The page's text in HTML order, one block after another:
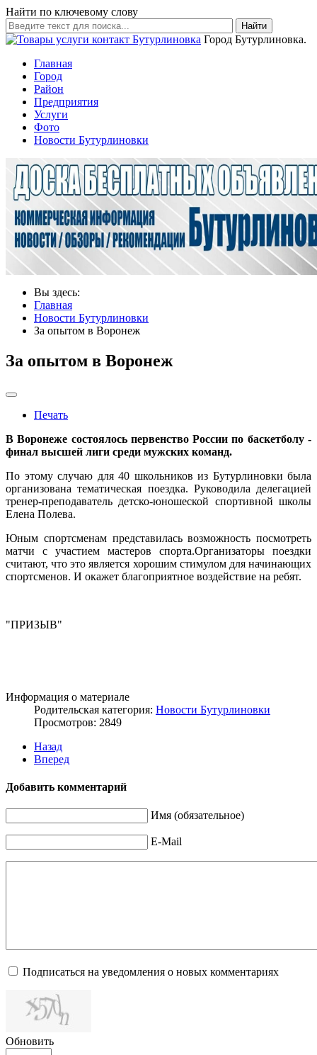
Найти по ключевому слову
Найти
Город Бутурлиновка.
Главная
Город
Район
Предприятия
Услуги
Фото
Новости Бутурлиновки
Вы здесь:
Главная
Новости Бутурлиновки
За опытом в Воронеж
За опытом в Воронеж
Печать
В Воронеже состоялось первенство России по баскетболу -
финал высшей лиги среди мужских команд.
По этому случаю для 40 школьников из Бутурлиновки была
организована тематическая поездка. Руководила делегацией
тренер-преподаватель детско-юношеской спортивной школы
Елена Полева.
Юным спортсменам представилась возможность посмотреть
матчи с участием мастеров спорта.Организаторы поездки
считают, что это является хорошим стимулом для начинающих
спортсменов. И окажет благоприятное воздействие на ребят.
"ПРИЗЫВ"
Информация о материале
Родительская категория: Новости Бутурлиновки
Просмотров: 2849
Назад
Вперед
Добавить комментарий
Имя (обязательное)
E-Mail
Подписаться на уведомления о новых комментариях
Обновить